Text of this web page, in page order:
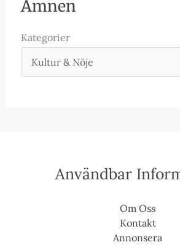
Ämnen
Kategorier
Användbar
Om Oss
Kontakt
Annonsera